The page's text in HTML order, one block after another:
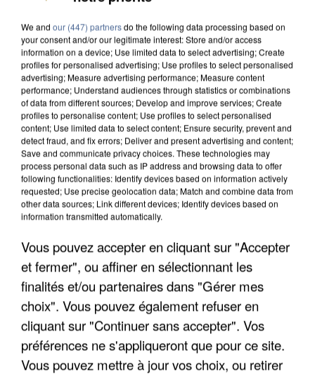
APRÈS TOUTES CES CANICULES, LES REFUGES
DE FAUNE SAUVAGE SONT...
We and our (447) partnersdo the following data processing based on
your consent and/or our legitimate interest: Store and/or access
information on a device; Use limited data to select advertising; Create
profiles for personalised advertising; Use profiles to select personalised
advertising; Measure advertising performance; Measure content
performance; Understand audiences through statistics or combinations
of data from different sources; Develop and improve services; Create
profiles to personalise content; Use profiles to select personalised
content; Use limited data to select content; Ensure security, prevent and
detect fraud, and fix errors; Deliver and present advertising and content;
Save and communicate privacy choices. These technologies may
process personal data such as IP address and browsing data to offer
following functionalities: Identify devices based on information actively
requested; Use precise geolocation data; Match and combine data from
other data sources; Link different devices; Identify devices based on
information transmitted automatically.
Vous pouvez accepter en cliquant sur "Accepter
et fermer", ou affiner en sélectionnant les
finalités et/ou partenaires dans "Gérer mes
choix". Vous pouvez également refuser en
cliquant sur "Continuer sans accepter". Vos
préférences ne s'appliqueront que pour ce site.
Vous pouvez mettre à jour vos choix, ou retirer